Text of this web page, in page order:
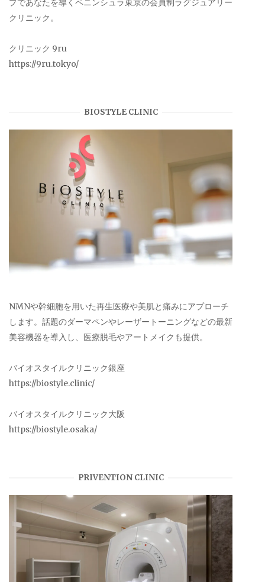
プであなたを導くペニンシュラ東京の会員制ラグジュアリー
クリニック。
クリニック 9ru
https://9ru.tokyo/
BIOSTYLE CLINIC
NMNや幹細胞を用いた再生医療や美肌と痛みにアプローチ
します。話題のダーマペンやレーザートーニングなどの最新
美容機器を導入し、医療脱毛やアートメイクも提供。
バイオスタイルクリニック銀座
https://biostyle.clinic/
バイオスタイルクリニック大阪
https://biostyle.osaka/
PRIVENTION CLINIC